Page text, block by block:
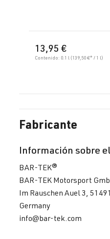
13,95 €
Contenido: 0.1 l (139,50 €* / 1 l)
Fabricante
Información sobre
BAR-TEK®
BAR-TEK Motorsport
Im Rauschen Auel 3,
Germany
info@bar-tek.com